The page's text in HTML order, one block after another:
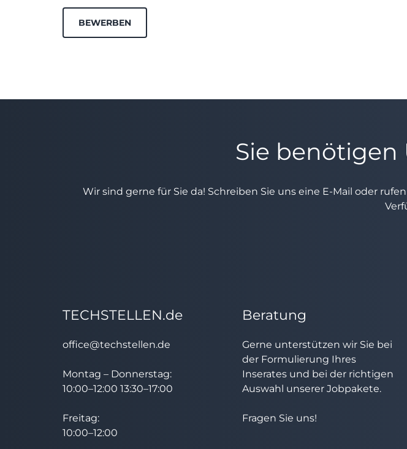
BEWERBEN
Sie
Wir sind gerne für Sie da! Schreiben Sie uns eine E-Mail oder
TECHSTELLEN.de
office@techstellen.de
Montag – Donnerstag:
10:00–12:00 13:30–17:00
Freitag:
10:00–12:00
Beratung
Gerne unterstützen wir Sie bei
der Formulierung Ihres
Inserates und bei der richtigen
Auswahl unserer Jobpakete.
Fragen Sie uns!